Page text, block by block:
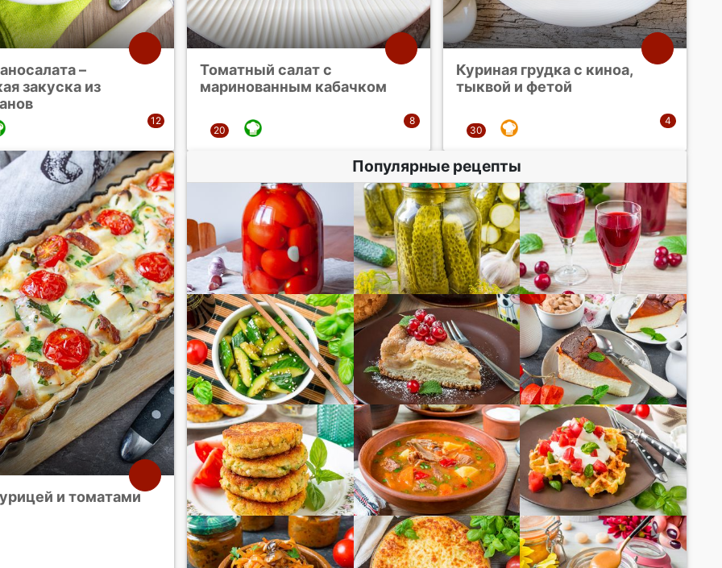
–
закуска из
Томатный салат с
маринованным кабачком
Куриная грудка с киноа,
тыквой и фетой
и томатами
Популярные рецепты